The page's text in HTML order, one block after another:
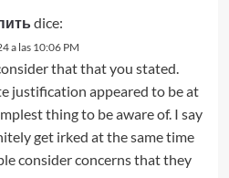
dice:
a las 10:06 PM
that that you stated.
justification appeared to be at
thing to be aware of. I say
get irked at the same time
consider concerns that they